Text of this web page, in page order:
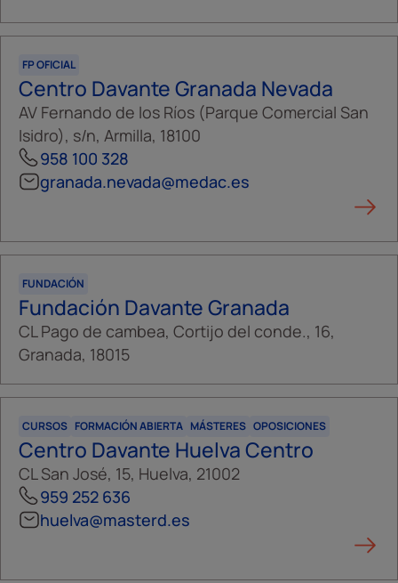
FP OFICIAL
Centro Davante Granada Nevada
AV Fernando de los Ríos (Parque Comercial San
Isidro), s/n, Armilla, 18100
958 100 328
granada.nevada@medac.es
FUNDACIÓN
Fundación Davante Granada
CL Pago de cambea, Cortijo del conde., 16,
Granada, 18015
CURSOS FORMACIÓN ABIERTA MÁSTERES OPOSICIONES
Centro Davante Huelva Centro
CL San José, 15, Huelva, 21002
959 252 636
huelva@masterd.es